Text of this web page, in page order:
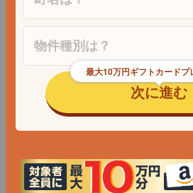
最大10万円ギフトカードプ
次に進む